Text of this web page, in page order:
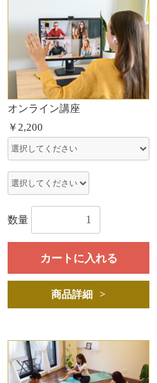
オンライン講座
￥2,200
数量
カートに入れる
商品詳細